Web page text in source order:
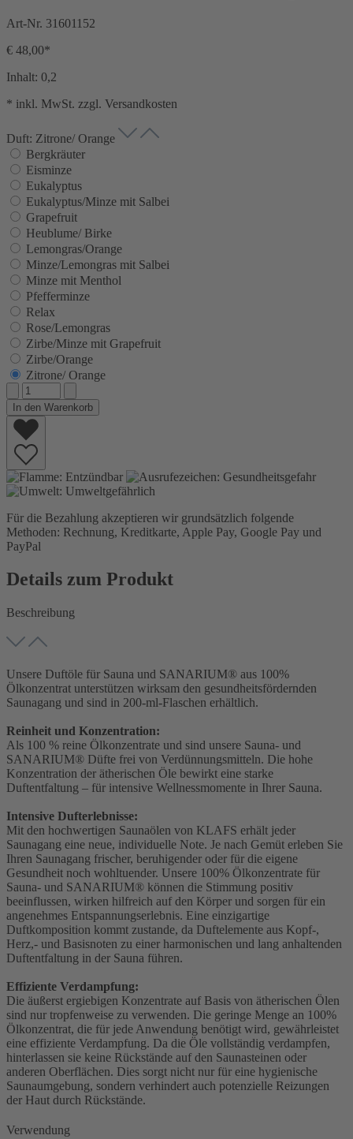
Art-Nr. 31601152
€ 48,00*
Inhalt: 0,2
* inkl. MwSt. zzgl. Versandkosten
Duft: Zitrone/ Orange
Bergkräuter
Eisminze
Eukalyptus
Eukalyptus/Minze mit Salbei
Grapefruit
Heublume/ Birke
Lemongras/Orange
Minze/Lemongras mit Salbei
Minze mit Menthol
Pfefferminze
Relax
Rose/Lemongras
Zirbe/Minze mit Grapefruit
Zirbe/Orange
Zitrone/ Orange
In den Warenkorb
Für die Bezahlung akzeptieren wir grundsätzlich folgende
Methoden: Rechnung, Kreditkarte, Apple Pay, Google Pay und
PayPal
Details zum Produkt
Beschreibung
Unsere Duftöle für Sauna und SANARIUM® aus 100%
Ölkonzentrat unterstützen wirksam den gesundheitsfördernden
Saunagang und sind in 200-ml-Flaschen erhältlich.
Reinheit und Konzentration:
Als 100 % reine Ölkonzentrate und sind unsere Sauna- und
SANARIUM® Düfte frei von Verdünnungsmitteln. Die hohe
Konzentration der ätherischen Öle bewirkt eine starke
Duftentfaltung – für intensive Wellnessmomente in Ihrer Sauna.
Intensive Dufterlebnisse:
Mit den hochwertigen Saunaölen von KLAFS erhält jeder
Saunagang eine neue, individuelle Note. Je nach Gemüt erleben Sie
Ihren Saunagang frischer, beruhigender oder für die eigene
Gesundheit noch wohltuender. Unsere 100% Ölkonzentrate für
Sauna- und SANARIUM® können die Stimmung positiv
beeinflussen, wirken hilfreich auf den Körper und sorgen für ein
angenehmes Entspannungserlebnis. Eine einzigartige
Duftkomposition kommt zustande, da Duftelemente aus Kopf-,
Herz,- und Basisnoten zu einer harmonischen und lang anhaltenden
Duftentfaltung in der Sauna führen.
Effiziente Verdampfung:
Die äußerst ergiebigen Konzentrate auf Basis von ätherischen Ölen
sind nur tropfenweise zu verwenden. Die geringe Menge an 100%
Ölkonzentrat, die für jede Anwendung benötigt wird, gewährleistet
eine effiziente Verdampfung. Da die Öle vollständig verdampfen,
hinterlassen sie keine Rückstände auf den Saunasteinen oder
anderen Oberflächen. Dies sorgt nicht nur für eine hygienische
Saunaumgebung, sondern verhindert auch potenzielle Reizungen
der Haut durch Rückstände.
Verwendung